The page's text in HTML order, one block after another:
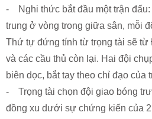
- Nghi thức bắt đầu một trận đấu:
trung ở vòng trong giữa sân, mỗi
Thứ tự đứng tính từ trọng tài sẽ
và các cầu thủ còn lại. Hai đội
biên dọc, bắt tay theo chỉ đạo của
- Trọng tài chọn đội giao bóng
đồng xu dưới sự chứng kiến của